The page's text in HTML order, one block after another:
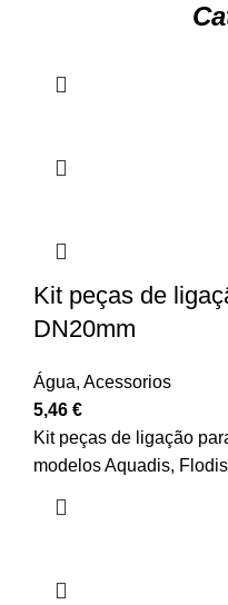
Kit peças de
DN20mm
Água, Acessorios
5,46 €
Kit peças de ligação
modelos Aquadis,